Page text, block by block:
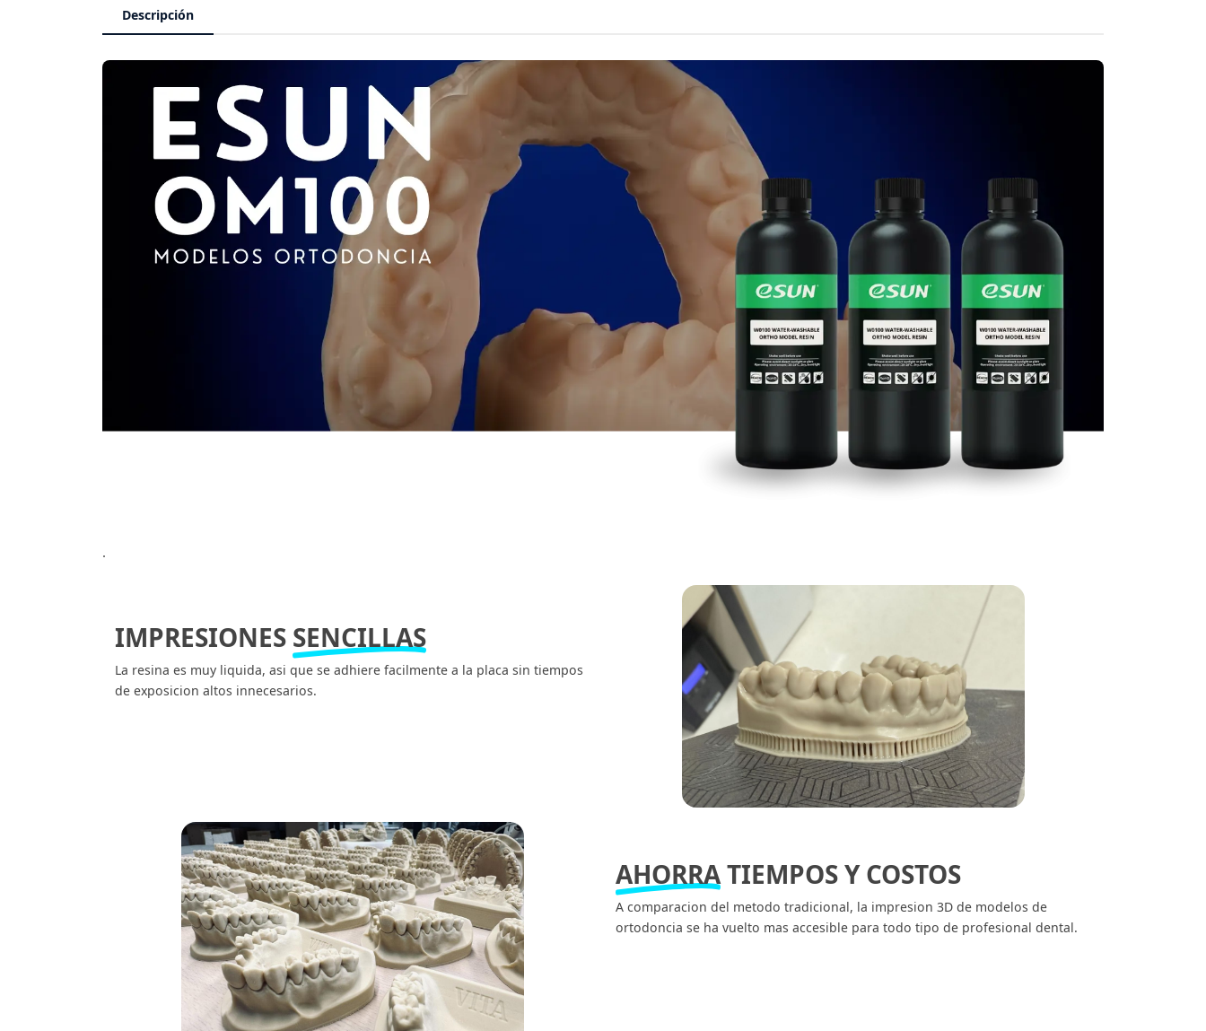
Descripción
.
IMPRESIONES SENCILLAS
La resina es muy liquida, asi que se adhiere facilmente a la placa sin tiempos
de exposicion altos innecesarios.
AHORRATIEMPOS Y COSTOS
A comparacion del metodo tradicional, la impresion 3D de modelos de
ortodoncia se ha vuelto mas accesible para todo tipo de profesional dental.